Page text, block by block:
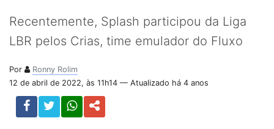
Recentemente, Splash participou da Liga
LBR pelos Crias, time emulador do Fluxo
Por
Ronny Rolim
12 de abril de 2022, às 11h14 — Atualizado há 4 anos